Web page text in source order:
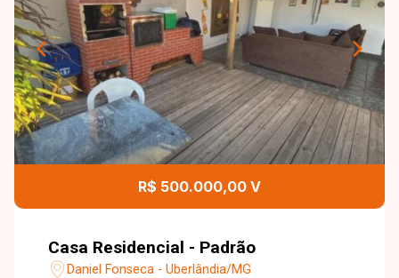
R$ 500.000,00 V
Casa Residencial - Padrão
Daniel Fonseca - Uberlândia/MG